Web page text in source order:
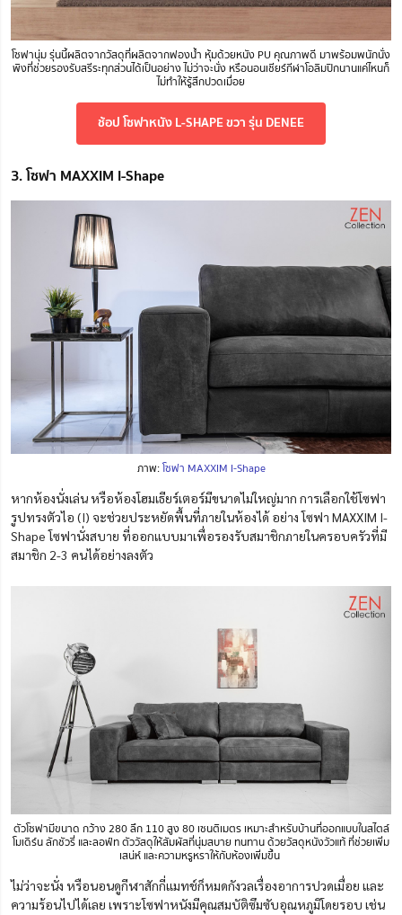
โซฟานุ่ม รุ่นนี้ผลิตจากวัสดุที่ผลิตจากฟองน้ำ หุ้มด้วยหนัง PU คุณภาพดี มาพร้อมพนักนั่ง
พิงที่ช่วยรองรับสรีระทุกส่วนได้เป็นอย่าง ไม่ว่าจะนั่ง หรือนอนเชียร์กีฬาโอลิมปิกนานแค่ไหนก็
ไม่ทำให้รู้สึกปวดเมื่อย
ช้อป โซฟาหนัง L-SHAPE ขวา รุ่น DENEE
3. โซฟา MAXXIM I-Shape
ภาพ:โซฟา MAXXIM I-Shape
หากห้องนั่งเล่น หรือห้องโฮมเธียร์เตอร์มีขนาดไม่ใหญ่มาก การเลือกใช้โซฟา
รูปทรงตัวไอ (I) จะช่วยประหยัดพื้นที่ภายในห้องได้ อย่าง โซฟา MAXXIM I-
Shape โซฟานั่งสบาย ที่ออกแบบมาเพื่อรองรับสมาชิกภายในครอบครัวที่มี
สมาชิก 2-3 คนได้อย่างลงตัว
ตัวโซฟามีขนาด กว้าง 280 ลึก 110 สูง 80 เซนติเมตร เหมาะสำหรับบ้านที่ออกแบบในสไตล์
โมเดิร์น ลักชัวรี่ และลอฟ์ท ตัววัสดุให้สัมผัสที่นุ่มสบาย ทนทาน ด้วยวัสดุหนังวัวแท้ ที่ช่วยเพิ่ม
เสน่ห์ และความหรูหราให้กับห้องเพิ่มขึ้น
ไม่ว่าจะนั่ง หรือนอนดูกีฬาสักกี่แมทช์ก็หมดกังวลเรื่องอาการปวดเมื่อย และ
ความร้อนไปได้เลย เพราะโซฟาหนังมีคุณสมบัติซึมซับอุณหภูมิโดยรอบ เช่น